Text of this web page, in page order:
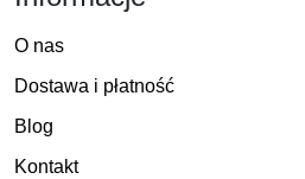
O nas
Dostawa i płatność
Blog
Kontakt